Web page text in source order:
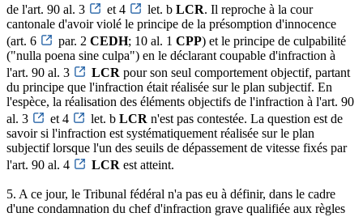
de l'art. 90 al. 3
et 4 let. b LCR. Il reproche à la cour
cantonale d'avoir violé le principe de la présomption d'innocence
(art. 6
par. 2 CEDH; 10 al. 1 CPP) et le principe de culpabilité
("nulla poena sine culpa") en le déclarant coupable d'infraction à
l'art. 90 al. 3
LCR pour son seul comportement objectif, partant
du principe que l'infraction était réalisée sur le plan subjectif. En
l'espèce, la réalisation des éléments objectifs de l'infraction à l'art. 90
al. 3
et 4 let. b LCR n'est pas contestée. La question est de
savoir si l'infraction est systématiquement réalisée sur le plan
subjectif lorsque l'un des seuils de dépassement de vitesse fixés par
l'art. 90 al. 4
LCR est atteint.
5. A ce jour, le Tribunal fédéral n'a pas eu à définir, dans le cadre
d'une condamnation du chef d'infraction grave qualifiée aux règles